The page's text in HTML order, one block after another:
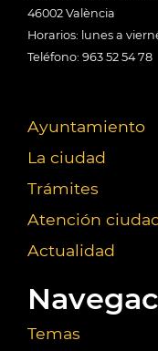
46002 València
Horarios: lunes a
Teléfono: 963 52 54 78
Ayuntamiento
La ciudad
Trámites
Atención
Actualidad
Temas